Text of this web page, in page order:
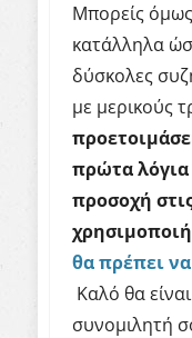
Μπορείς
κατάλληλα
δύσκολες
με μερικούς
πρώτα
προσοχή
θα πρέπει
Καλό θα
συνομιλητή